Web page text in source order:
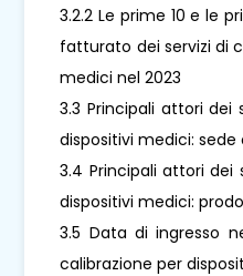
3.2.2 Le prime 10 e le
fatturato dei servizi di
medici nel 2023
3.3 Principali attori dei
dispositivi medici:
3.4 Principali attori dei
dispositivi medici:
3.5 Data di ingresso
calibrazione per